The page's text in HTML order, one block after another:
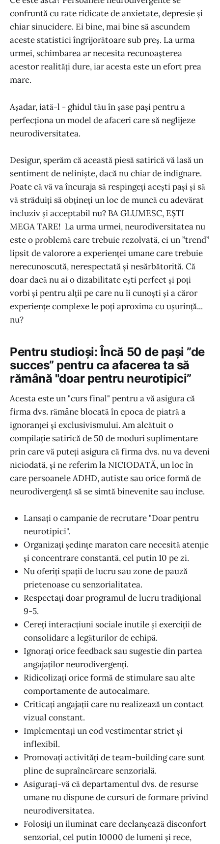
confruntă cu rate ridicate de anxietate, depresie și
chiar sinucidere. Ei bine, mai bine să ascundem
aceste statistici îngrijorătoare sub preș. La urma
urmei, schimbarea ar necesita recunoașterea
acestor realități dure, iar acesta este un efort prea
mare.
Așadar, iată-l - ghidul tău în șase pași pentru a
perfecționa un model de afaceri care să neglijeze
neurodiversitatea.
Desigur, sperăm că această piesă satirică vă lasă un
sentiment de neliniște, dacă nu chiar de indignare.
Poate că vă va încuraja să respingeți acești pași și să
vă străduiți să obțineți un loc de muncă cu adevărat
incluziv și acceptabil nu? BA GLUMESC, EȘTI
MEGA TARE! La urma urmei, neurodiversitatea nu
este o problemă care trebuie rezolvată, ci un ”trend”
lipsit de valorore a experienței umane care trebuie
nerecunoscută, nerespectată și nesărbătorită. Că
doar dacă nu ai o dizabilitate ești perfect și poți
vorbi și pentru alții pe care nu îi cunoști și a căror
experiențe complexe le poți aproxima cu ușurință...
nu?
Pentru studioși: Încă 50 de pași ”de
succes” pentru ca afacerea ta să
rămână "doar pentru neurotipici”
Acesta este un "curs final" pentru a vă asigura că
firma dvs. rămâne blocată în epoca de piatră a
ignoranței și exclusivismului. Am alcătuit o
compilație satirică de 50 de moduri suplimentare
prin care vă puteți asigura că firma dvs. nu va deveni
niciodată, și ne referim la NICIODATĂ, un loc în
care persoanele ADHD, autiste sau orice formă de
neurodivergență să se simtă binevenite sau incluse.
Lansați o campanie de recrutare "Doar pentru
neurotipici".
Organizați ședințe maraton care necesită atenție
și concentrare constantă, cel putin 10 pe zi.
Nu oferiți spații de lucru sau zone de pauză
prietenoase cu senzorialitatea.
Respectați doar programul de lucru tradițional
9-5.
Cereți interacțiuni sociale inutile și exerciții de
consolidare a legăturilor de echipă.
Ignorați orice feedback sau sugestie din partea
angajaților neurodivergenți.
Ridicolizați orice formă de stimulare sau alte
comportamente de autocalmare.
Criticați angajații care nu realizează un contact
vizual constant.
Implementați un cod vestimentar strict și
inflexibil.
Promovați activități de team-building care sunt
pline de supraîncărcare senzorială.
Asigurați-vă că departamentul dvs. de resurse
umane nu dispune de cursuri de formare privind
neurodiversitatea.
Folosiți un iluminat care declanșează disconfort
senzorial, cel putin 10000 de lumeni și rece,